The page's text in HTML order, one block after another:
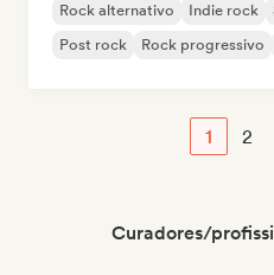
Rock alternativo Indie rock
Post rock
Rock progressivo
1 2
Curadores/